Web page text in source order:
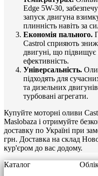
Edge 5W-30,
запуск двигуна
плинність навіть за
Економія пального.
Castrol сприяють
двигуні, що
ефективність.
Універсальність.
підходять для
та дизельних
турбовані агрегати.
Купуйте моторні оливи
Maslobaza і отримуйте
доставку по Україні при
грн. Доставка на склад
кур'єром до вас додому.
Каталог